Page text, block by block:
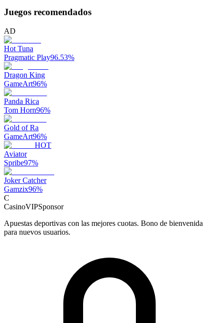
Juegos recomendados
AD
Hot Tuna
Pragmatic Play96.53%
Dragon King
GameArt96%
Panda Rica
Tom Horn96%
Gold of Ra
GameArt96%
HOT
Aviator
Spribe97%
Joker Catcher
Gamzix96%
C
CasinoVIPSponsor
Apuestas deportivas con las mejores cuotas. Bono de bienvenida
para nuevos usuarios.